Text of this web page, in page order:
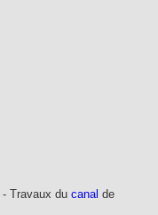
- Travaux du canal de